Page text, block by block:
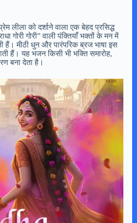
लीला को दर्शाने वाला एक बेहद प्रसिद्ध
गोरी गोरी” वाली पंक्तियाँ भक्तों के मन में
हैं। मीठी धुन और पारंपरिक ब्रज भाषा इस
हैं। यह भजन किसी भी भक्ति समारोह,
बना देता है।